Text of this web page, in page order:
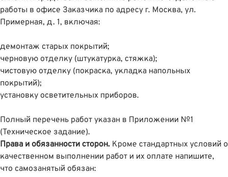
работы в офисе Заказчика по адресу г. Москва, ул.
Примерная, д. 1, включая:
демонтаж старых покрытий;
черновую отделку (штукатурка, стяжка);
чистовую отделку (покраска, укладка напольных
покрытий);
установку осветительных приборов.
Полный перечень работ указан в Приложении №1
(Техническое задание).
Права и обязанности сторон. Кроме стандартных условий о
качественном выполнении работ и их оплате напишите,
что самозанятый обязан: